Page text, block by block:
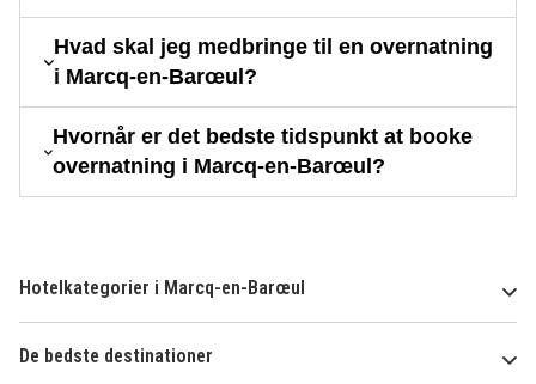
Hvad skal jeg medbringe til en overnatning
i Marcq-en-Barœul?
Hvornår er det bedste tidspunkt at booke
overnatning i Marcq-en-Barœul?
Hotelkategorier i Marcq-en-Barœul
De bedste destinationer